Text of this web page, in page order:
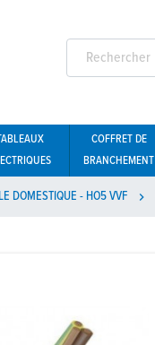
COFFRET DE
BRANCHEMENT
DOMESTIQUE - HO5 VVF 